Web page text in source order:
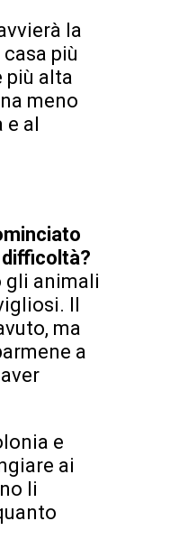
la
più
più alta
meno
e al
gli animali
Il
ma
a
e
ai
li